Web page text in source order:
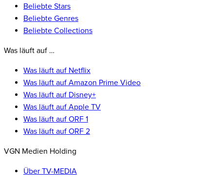
Beliebte Stars
Beliebte Genres
Beliebte Collections
Was läuft auf …
Was läuft auf Netflix
Was läuft auf Amazon Prime Video
Was läuft auf Disney+
Was läuft auf Apple TV
Was läuft auf ORF 1
Was läuft auf ORF 2
VGN Medien Holding
Über TV-MEDIA